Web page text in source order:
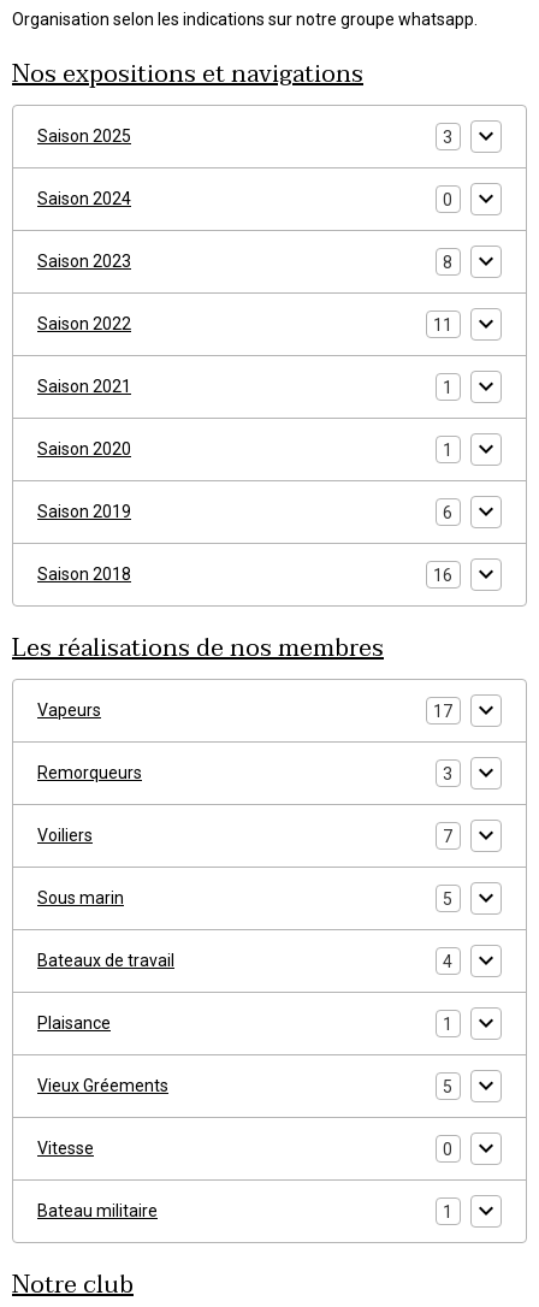
Organisation selon les indications sur notre groupe whatsapp.
Nos expositions et navigations
Saison 2025 3
Saison 2024 0
Saison 2023 8
Saison 2022 11
Saison 2021 1
Saison 2020 1
Saison 2019 6
Saison 2018 16
Les réalisations de nos membres
Vapeurs 17
Remorqueurs 3
Voiliers 7
Sous marin 5
Bateaux de travail 4
Plaisance 1
Vieux Gréements 5
Vitesse 0
Bateau militaire 1
Notre club